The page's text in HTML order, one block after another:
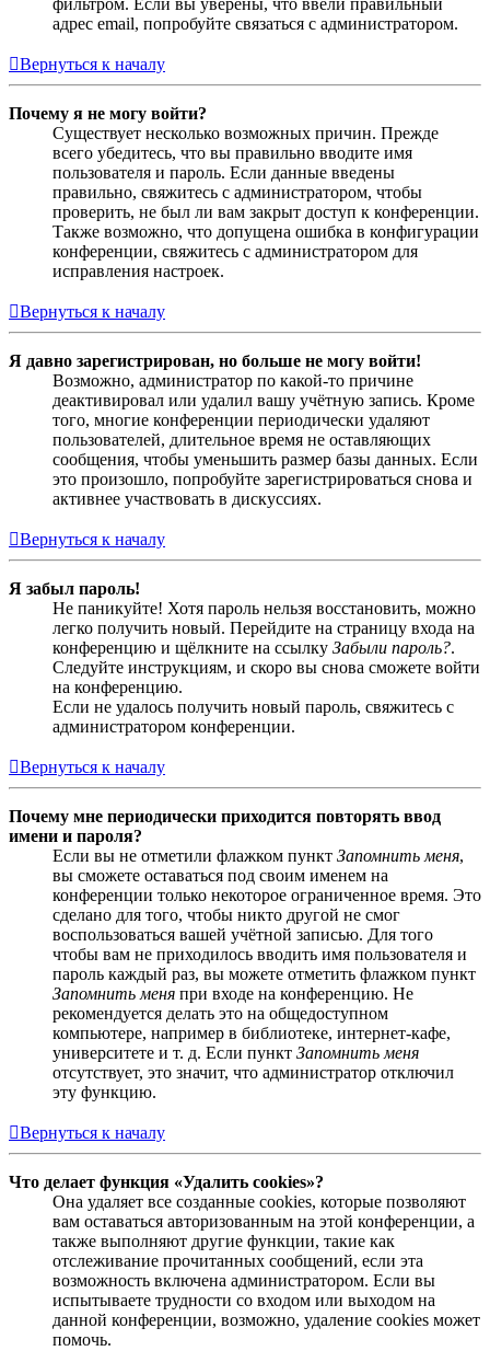
фильтром. Если вы уверены, что ввели правильный
адрес email, попробуйте связаться с администратором.
Вернуться к началу
Почему я не могу войти?
Существует несколько возможных причин. Прежде
всего убедитесь, что вы правильно вводите имя
пользователя и пароль. Если данные введены
правильно, свяжитесь с администратором, чтобы
проверить, не был ли вам закрыт доступ к конференции.
Также возможно, что допущена ошибка в конфигурации
конференции, свяжитесь с администратором для
исправления настроек.
Вернуться к началу
Я давно зарегистрирован, но больше не могу войти!
Возможно, администратор по какой-то причине
деактивировал или удалил вашу учётную запись. Кроме
того, многие конференции периодически удаляют
пользователей, длительное время не оставляющих
сообщения, чтобы уменьшить размер базы данных. Если
это произошло, попробуйте зарегистрироваться снова и
активнее участвовать в дискуссиях.
Вернуться к началу
Я забыл пароль!
Не паникуйте! Хотя пароль нельзя восстановить, можно
легко получить новый. Перейдите на страницу входа на
конференцию и щёлкните на ссылку Забыли пароль?.
Следуйте инструкциям, и скоро вы снова сможете войти
на конференцию.
Если не удалось получить новый пароль, свяжитесь с
администратором конференции.
Вернуться к началу
Почему мне периодически приходится повторять ввод
имени и пароля?
Если вы не отметили флажком пункт Запомнить меня,
вы сможете оставаться под своим именем на
конференции только некоторое ограниченное время. Это
сделано для того, чтобы никто другой не смог
воспользоваться вашей учётной записью. Для того
чтобы вам не приходилось вводить имя пользователя и
пароль каждый раз, вы можете отметить флажком пункт
Запомнить меня при входе на конференцию. Не
рекомендуется делать это на общедоступном
компьютере, например в библиотеке, интернет-кафе,
университете и т. д. Если пункт Запомнить меня
отсутствует, это значит, что администратор отключил
эту функцию.
Вернуться к началу
Что делает функция «Удалить cookies»?
Она удаляет все созданные cookies, которые позволяют
вам оставаться авторизованным на этой конференции, а
также выполняют другие функции, такие как
отслеживание прочитанных сообщений, если эта
возможность включена администратором. Если вы
испытываете трудности со входом или выходом на
данной конференции, возможно, удаление cookies может
помочь.